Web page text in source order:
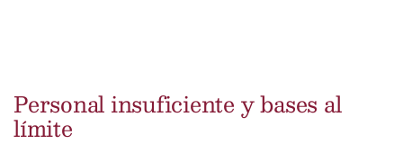
Personal insuficiente y bases al
límite